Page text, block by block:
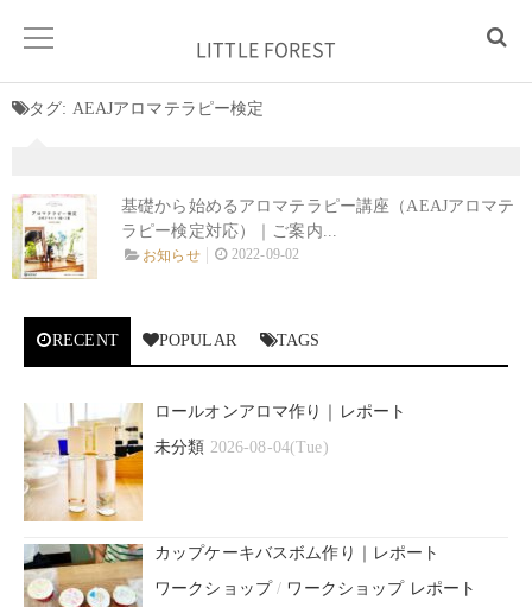
LITTLE FOREST
タグ: AEAJアロマテラピー検定
基礎から始めるアロマテラピー講座（AEAJアロマテ
ラピー検定対応）｜ご案内...
お知らせ 2022-09-02
RECENT POPULAR TAGS
ロールオンアロマ作り｜レポート
未分類 2026-08-04(Tue)
カップケーキバスボム作り｜レポート
ワークショップ/ ワークショップ レポート